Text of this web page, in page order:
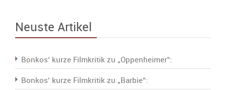
Neuste Artikel
Bonkos‘ kurze Filmkritik zu „Oppenheimer“:
Bonkos‘ kurze Filmkritik zu „Barbie“: